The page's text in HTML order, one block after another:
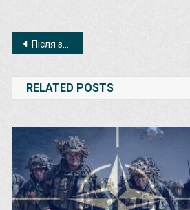
Навігація
Після завершення війни в Україну повернуться до 3,5 млн біженців – ООН
RELATED POSTS